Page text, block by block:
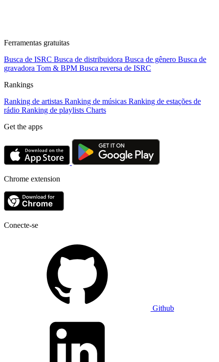
Ferramentas gratuitas
Busca de ISRC Busca de distribuidora Busca de gênero Busca de
gravadora Tom & BPM Busca reversa de ISRC
Rankings
Ranking de artistas Ranking de músicas Ranking de estações de
rádio Ranking de playlists Charts
Get the apps
Chrome extension
Conecte-se
Github